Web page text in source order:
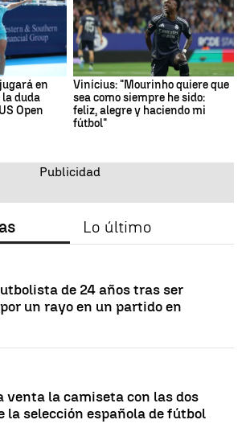
en
duda
Open
Vinícius: "Mourinho quiere que
sea como siempre he sido:
feliz, alegre y haciendo mi
fútbol"
Lo último
de 24 años tras ser
un rayo en un partido en
venta la camiseta con las dos
la selección española de fútbol